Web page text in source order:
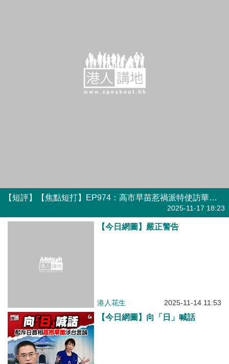
【短評】【焦點短打】EP974：高市早苗惹禍派特使訪華降溫？ 日本右翼借台海問題復辟「軍國主義」
2025-11-17 18:23
【今日網圖】嚴正警告
港人花生 2025-11-14 11:53
【今日網圖】向「日」喊話